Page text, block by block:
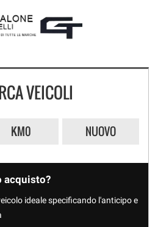
VEICOLI
KM0 NUOVO
acquisto?
ideale specificando l'anticipo e